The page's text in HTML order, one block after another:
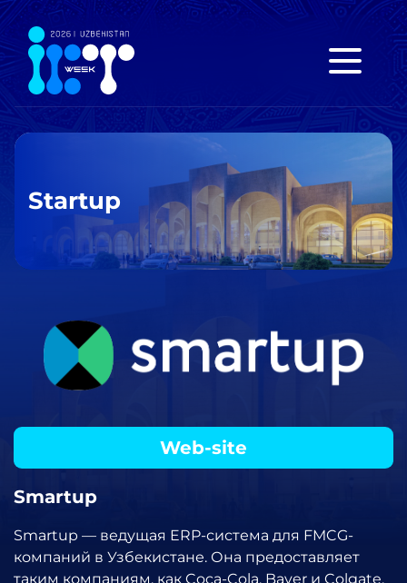
Startup
Web-site
Smartup
Smartup — ведущая ERP-система для FMCG-
компаний в Узбекистане. Она предоставляет
таким компаниям, как Coca-Cola, Bayer и Colgate,